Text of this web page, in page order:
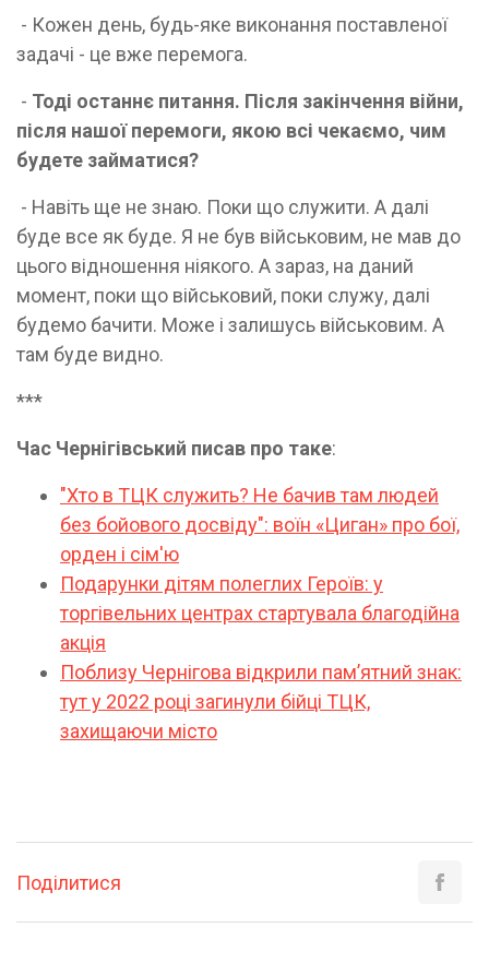
- Кожен день, будь-яке виконання поставленої
задачі - це вже перемога.
- Тоді останнє питання. Після закінчення війни,
після нашої перемоги, якою всі чекаємо, чим
будете займатися?
- Навіть ще не знаю. Поки що служити. А далі
буде все як буде. Я не був військовим, не мав до
цього відношення ніякого. А зараз, на даний
момент, поки що військовий, поки служу, далі
будемо бачити. Може і залишусь військовим. А
там буде видно.
***
Час Чернігівський писав про таке:
"Хто в ТЦК служить? Не бачив там людей
без бойового досвіду": воїн «Циган» про бої,
орден і сім'ю
Подарунки дітям полеглих Героїв: у
торгівельних центрах стартувала благодійна
акція
Поблизу Чернігова відкрили памʼятний знак:
тут у 2022 році загинули бійці ТЦК,
захищаючи місто
Поділитися